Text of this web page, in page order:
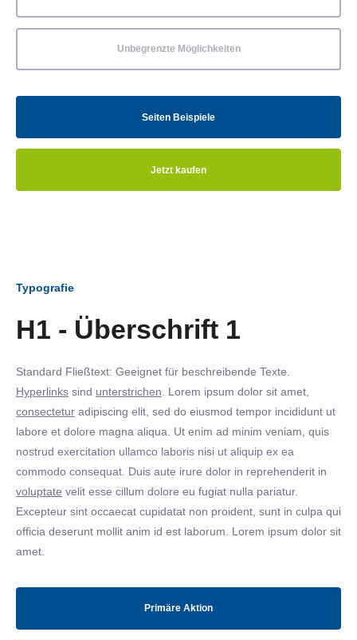
Unbegrenzte Möglichkeiten
Seiten Beispiele
Jetzt kaufen
Typografie
H1 - Überschrift 1
Standard Fließtext: Geeignet für beschreibende Texte.
Hyperlinks sind unterstrichen . Lorem ipsum dolor sit amet,
consectetur adipiscing elit, sed do eiusmod tempor incididunt ut
labore et dolore magna aliqua. Ut enim ad minim veniam, quis
nostrud exercitation ullamco laboris nisi ut aliquip ex ea
commodo consequat. Duis aute irure dolor in reprehenderit in
voluptate velit esse cillum dolore eu fugiat nulla pariatur.
Excepteur sint occaecat cupidatat non proident, sunt in culpa qui
officia deserunt mollit anim id est laborum. Lorem ipsum dolor sit
amet.
Primäre Aktion